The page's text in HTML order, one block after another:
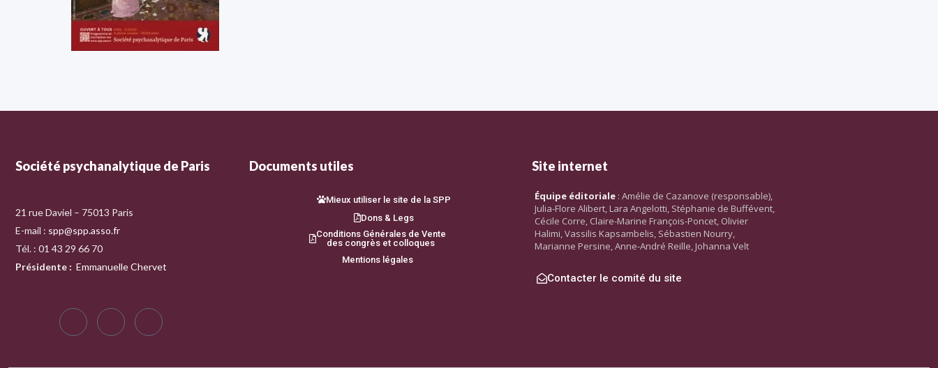
Société psychanalytique de Paris
21 rue Daviel – 75013 Paris
E-mail : spp@spp.asso.fr
Tél. : 01 43 29 66 70
Présidente : Emmanuelle Chervet
Documents utiles
Mieux utiliser le site de la SPP
Dons & Legs
Conditions Générales de Vente
des congrès et colloques
Mentions légales
Site internet
Équipe éditoriale : Amélie de Cazanove (responsable),
Julia-Flore Alibert, Lara Angelotti, Stéphanie de Buffévent,
Cécile Corre, Claire-Marine François-Poncet, Olivier
Halimi, Vassilis Kapsambelis, Sébastien Nourry,
Marianne Persine, Anne-André Reille, Johanna Velt
Contacter le comité du site